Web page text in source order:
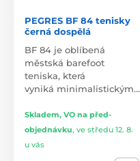
PEGRES BF 84 tenisky
černá dospělá
BF 84 je oblíbená
městská barefoot
teniska, která
vyniká minimalistickým…
Skladem, VO na před-
objednávku, ve středu 12. 8.
u vás